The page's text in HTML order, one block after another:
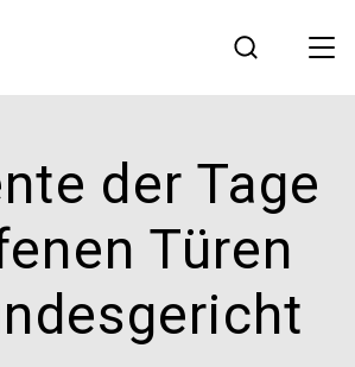
der Tage
Türen